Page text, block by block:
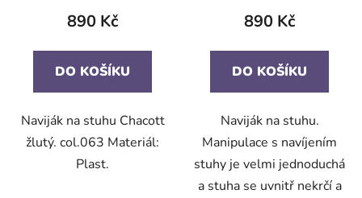
890 Kč
DO KOŠÍKU
Naviják na stuhu Chacott
žlutý. col.063 Materiál:
Plast.
890 Kč
DO KOŠÍKU
Naviják na stuhu.
Manipulace s navíjením
stuhy je velmi jednoduchá
a stuha se uvnitř nekrčí a